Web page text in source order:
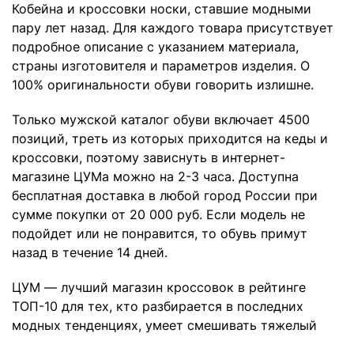
Кобейна и кроссовки носки, ставшие модными
пару лет назад. Для каждого товара присутствует
подробное описание с указанием материала,
страны изготовителя и параметров изделия. О
100% оригинальности обуви говорить излишне.
Только мужской каталог обуви включает 4500
позиций, треть из которых приходится на кеды и
кроссовки, поэтому зависнуть в интернет-
магазине ЦУМа можно на 2-3 часа. Доступна
бесплатная доставка в любой город России при
сумме покупки от 20 000 руб. Если модель не
подойдет или не понравится, то обувь примут
назад в течение 14 дней.
ЦУМ — лучший магазин кроссовок в рейтинге
ТОП-10 для тех, кто разбирается в последних
модных тенденциях, умеет смешивать тяжелый